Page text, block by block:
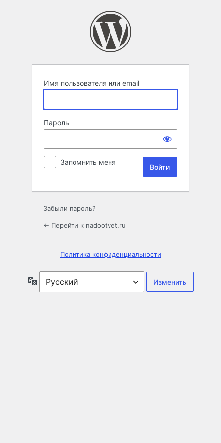
Имя пользователя или email
Пароль
Запомнить меня
Забыли пароль?
← Перейти к nadootvet.ru
Политика конфиденциальности
Язык